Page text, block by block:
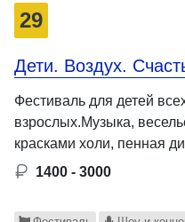
29
Дети. Воздух.
Фестиваль для детей
взрослых.Музыка,
красками холи, пенная
1400 - 3000